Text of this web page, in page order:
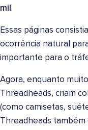
mil .
Essas páginas
ocorrência natural
importante para o
Agora, enquanto
Threadheads, criam
(como camisetas,
Threadheads